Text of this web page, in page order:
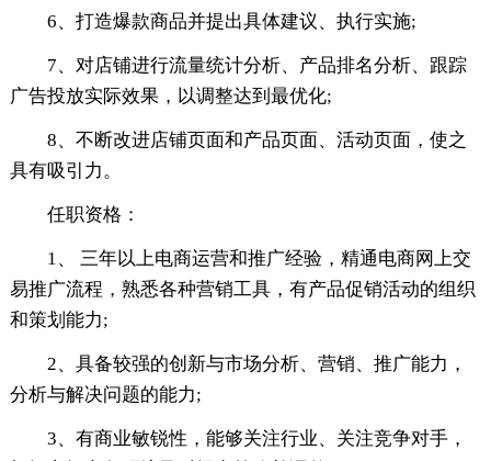
6、打造爆款商品并提出具体建议、执行实施;
7、对店铺进行流量统计分析、产品排名分析、跟踪
广告投放实际效果，以调整达到最优化;
8、不断改进店铺页面和产品页面、活动页面，使之
具有吸引力。
任职资格：
1、 三年以上电商运营和推广经验，精通电商网上交
易推广流程，熟悉各种营销工具，有产品促销活动的组织
和策划能力;
2、具备较强的创新与市场分析、营销、推广能力，
分析与解决问题的能力;
3、有商业敏锐性，能够关注行业、关注竞争对手，